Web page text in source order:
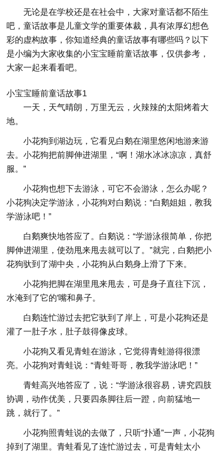
无论是在学校还是在社会中，大家对童话都不陌生
吧，童话故事是儿童文学的重要体裁，具有浓厚幻想色
彩的虚构故事，你知道经典的童话故事有哪些吗？以下
是小编为大家收集的小宝宝睡前童话故事，仅供参考，
大家一起来看看吧。
小宝宝睡前童话故事1
一天，天气晴朗，万里无云，火辣辣的太阳烤着大
地。
小花狗到湖边玩，它看见白鹅在湖里悠闲地游来游
去。小花狗把前脚伸进湖里，“啊！湖水冰冰凉凉，真舒
服。”
小花狗也想下去游泳，可它不会游泳，怎么办呢？
小花狗决定学游泳，小花狗对白鹅说：“白鹅姐姐，教我
学游泳吧！”
白鹅爽快地答应了。白鹅说：“学游泳很简单，你把
脚伸进湖里，使劲甩来甩去就可以了。”就完，白鹅把小
花狗驮到了湖中央，小花狗从白鹅身上滑了下来。
小花狗把脚在湖里甩来甩去，可是身子直往下沉，
水淹到了它的'嘴和鼻子。
白鹅连忙游过去把它驮到了岸上，可是小花狗还是
灌了一肚子水，肚子鼓得像皮球。
小花狗又看见青蛙在游泳，它觉得青蛙游得很漂
亮。小花狗对青蛙说：“青蛙哥哥，教我学游泳吧！”
青蛙高兴地答应了，说：“学游泳很容易，讲究四肢
协调，动作优美，只要四条脚往后一蹬，向前猛地一
跳，就行了。”
小花狗照青蛙说的去做了，只听“扑通”一声，小花狗
掉到了湖里。青蛙看见了连忙游过去，可是青蛙太小